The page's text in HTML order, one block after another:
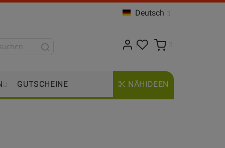
Deutsch
GUTSCHEINE NÄHIDEEN